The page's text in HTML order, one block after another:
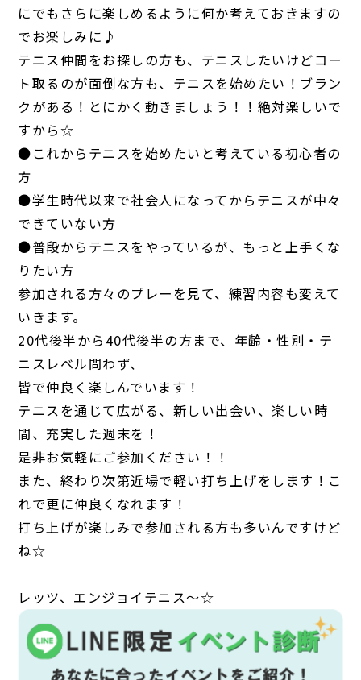
にでもさらに楽しめるように何か考えておきますの
でお楽しみに♪
テニス仲間をお探しの方も、テニスしたいけどコー
ト取るのが面倒な方も、テニスを始めたい！ブラン
クがある！とにかく動きましょう！！絶対楽しいで
すから☆
●これからテニスを始めたいと考えている初心者の
方
●学生時代以来で社会人になってからテニスが中々
できていない方
●普段からテニスをやっているが、もっと上手くな
りたい方
参加される方々のプレーを見て、練習内容も変えて
いきます。
20代後半から40代後半の方まで、年齢・性別・テ
ニスレベル問わず、
皆で仲良く楽しんでいます！
テニスを通じて広がる、新しい出会い、楽しい時
間、充実した週末を！
是非お気軽にご参加ください！！
また、終わり次第近場で軽い打ち上げをします！こ
れで更に仲良くなれます！
打ち上げが楽しみで参加される方も多いんですけど
ね☆
レッツ、エンジョイテニス～☆